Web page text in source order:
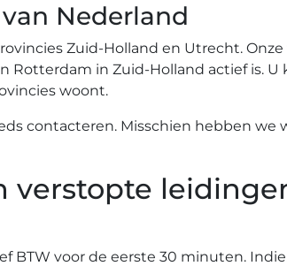
Nederland
Zuid-Holland en Utrecht.
in Zuid-Holland actief is.
woont.
contacteren. Misschien hebben we
verstopte
BTW voor de eerste 30 minuten.